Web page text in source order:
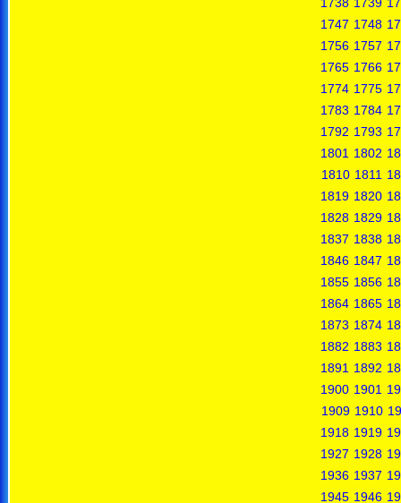
1747 1748
1756 1757
1765 1766
1774 1775
1783 1784
1792 1793
1801 1802
1810 1811
1819 1820
1828 1829
1837 1838
1846 1847
1855 1856
1864 1865
1873 1874
1882 1883
1891 1892
1900 1901
1909 1910
1918 1919
1927 1928
1936 1937
1945 1946